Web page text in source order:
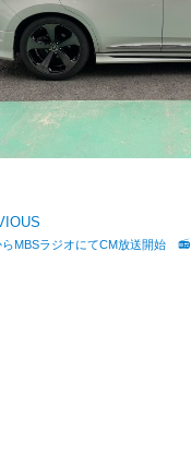
らMBSラジオにてCM放送開始 📻